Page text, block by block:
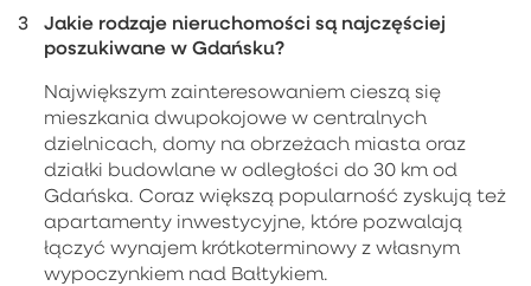
Jakie rodzaje nieruchomości są najczęściej
poszukiwane w Gdańsku?
Największym zainteresowaniem cieszą się
mieszkania dwupokojowe w centralnych
dzielnicach, domy na obrzeżach miasta oraz
działki budowlane w odległości do 30 km od
Gdańska. Coraz większą popularność zyskują też
apartamenty inwestycyjne, które pozwalają
łączyć wynajem krótkoterminowy z własnym
wypoczynkiem nad Bałtykiem.